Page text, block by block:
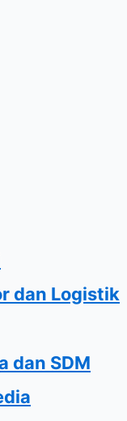
dan Logistik
dan SDM